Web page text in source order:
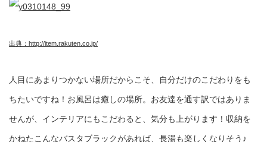
出典：http://item.rakuten.co.jp/
人目にあまりつかない場所だからこそ、自分だけのこだわりをも
ちたいですね！お風呂は癒しの場所。お友達を通す訳ではありま
せんが、インテリアにもこだわると、気分も上がります！収納を
かねたこんなバスタブラックがあれば、長湯も楽しくなりそう♪